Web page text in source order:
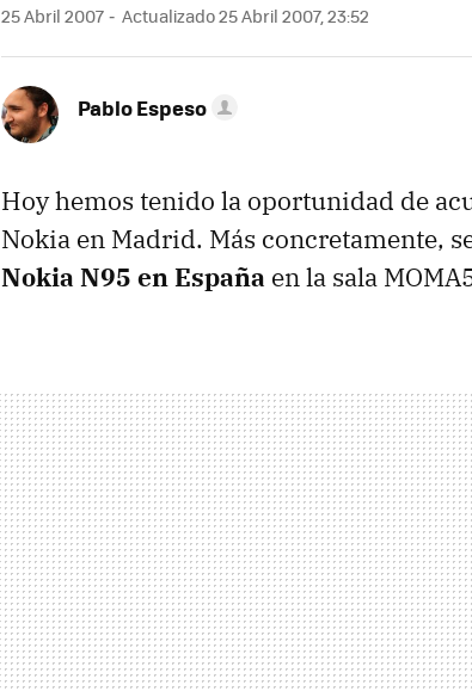
25 Abril 2007 Actualizado 25 Abril 2007, 23:52
Pablo Espeso
Hoy hemos tenido la oportunidad de
Nokia en Madrid. Más concretamente,
Nokia N95 en España en la sala